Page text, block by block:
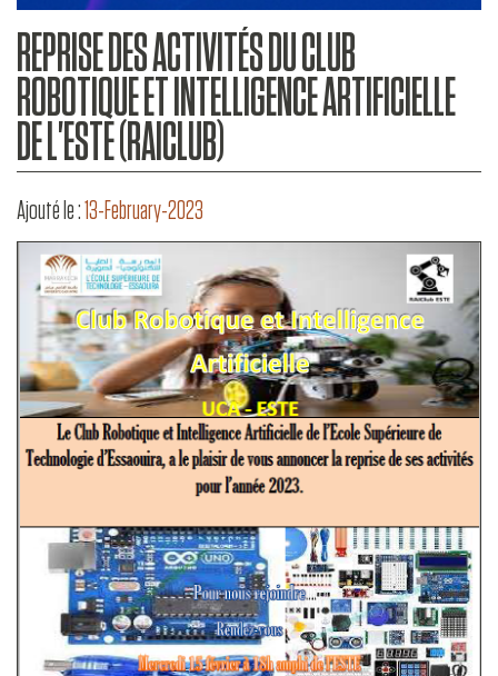
REPRISE DES ACTIVITÉS DU CLUB
ROBOTIQUE ET INTELLIGENCE ARTIFICIELLE
DE L'ESTE (RAICLUB)
Ajouté le :13-February-2023